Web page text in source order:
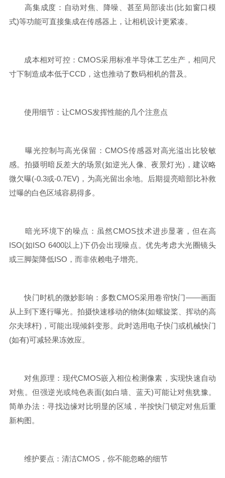
高集成度：自动对焦、降噪、甚至局部读出(比如窗口模
式)等功能可直接集成在传感器上，让相机设计更紧凑。
成本相对可控：CMOS采用标准半导体工艺生产，相同尺
寸下制造成本低于CCD，这也推动了数码相机的普及。
使用细节：让CMOS发挥性能的几个注意点
曝光控制与高光保留：CMOS传感器对高光溢出比较敏
感。拍摄明暗反差大的场景(如逆光人像、夜景灯光)，建议略
微欠曝(-0.3或-0.7EV)，为高光留出余地。后期提亮暗部比补救
过曝的白色区域容易得多。
暗光环境下的噪点：虽然CMOS技术进步显著，但在高
ISO(如ISO 6400以上)下仍会出现噪点。优先考虑大光圈镜头
或三脚架降低ISO，而非依赖电子增亮。
快门时机的微妙影响：多数CMOS采用卷帘快门——画面
从上到下逐行曝光。拍摄快速移动的物体(如螺旋桨、挥动的高
尔夫球杆)，可能出现倾斜变形。此时选用电子快门或机械快门
(如有)可减轻果冻效应。
对焦原理：现代CMOS嵌入相位检测像素，实现快速自动
对焦。但强逆光或纯色表面(如白墙、蓝天)可能让对焦犹豫。
简单办法：寻找边缘对比明显的区域，半按快门锁定对焦后重
新构图。
维护要点：清洁CMOS，你不能忽略的细节